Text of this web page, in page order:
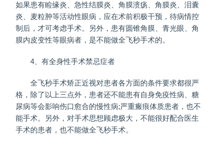
如果患有睑缘炎、急性结膜炎、角膜溃疡、角膜炎、泪囊
炎、麦粒肿等活动性眼病，应在术前积极干预，待病情控
制后，才可考虑手术。另外，患有圆锥角膜、青光眼、角
膜内皮变性等眼病者，是不能做全飞秒手术的。
4、有全身性手术禁忌症者
全飞秒手术矫正近视对患者各方面的条件要求都很严
格，除了以上三点外，患者还不能患有自身免疫性病、糖
尿病等会影响伤口愈合的慢性病;严重瘢痕体质患者，也不
能手术。另外，对手术思想顾虑极大，不能很好配合医生
手术的患者，也不能做全飞秒手术。